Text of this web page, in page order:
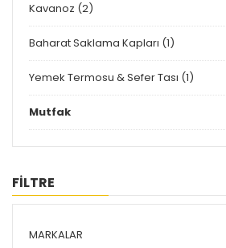
Kavanoz (2)
Baharat Saklama Kapları (1)
Yemek Termosu & Sefer Tası (1)
Mutfak
FİLTRE
MARKALAR